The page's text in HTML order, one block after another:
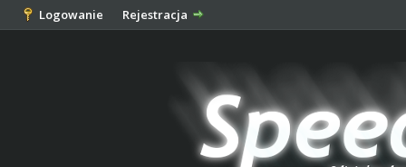
Logowanie Rejestracja